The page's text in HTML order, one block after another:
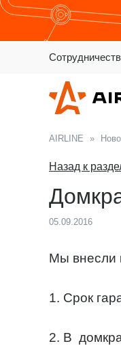
AIRLINE »
Назад к
05.09.2016
Мы внесли
1. Срок
2. В